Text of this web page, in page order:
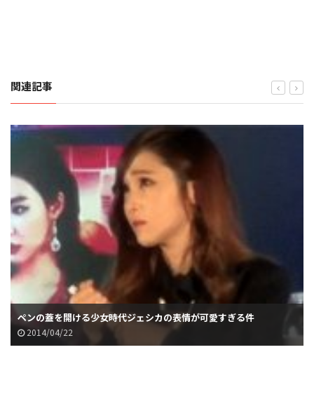
関連記事
ペンの蓋を開ける少女時代ジェシカの表情が可愛すぎる件
2014/04/22